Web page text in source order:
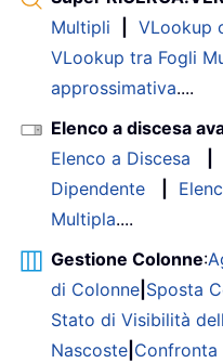
Multipli
VLookup
VLookup tra Fogli
approssimativa....
Elenco a discesa
Elenco a Discesa
Dipendente
Multipla....
Gestione Colonne:
di Colonne Sposta
Stato di Visibilità
Nascoste Confronta